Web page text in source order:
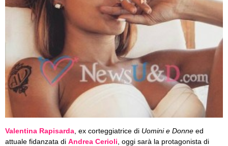
Valentina Rapisarda , ex corteggiatrice di Uomini e Donne ed
attuale fidanzata di Andrea Cerioli , oggi sarà la protagonista di